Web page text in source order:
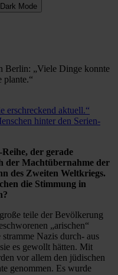
Dark Mode
Berlin: „Viele Dinge konnte
plante.“
erschreckend aktuell.“
hinter den Serien-
der gerade
der Machtübernahme der
des Zweiten Weltkriegs.
die Stimmung in
teile der Bevölkerung
„arischen“
Nazis durch- aus
es gewollt hätten. Mit
vor allem den jüdischen
genommen. Es wurde